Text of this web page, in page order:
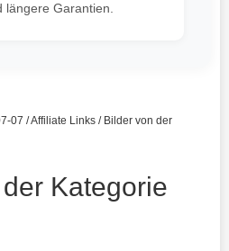
längere Garantien.
07 / Affiliate Links / Bilder von der
Kategorie